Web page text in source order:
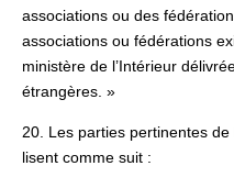
associations ou des
associations ou fédérations
ministère de l’Intérieur
étrangères. »
20. Les parties pertinentes
lisent comme suit :